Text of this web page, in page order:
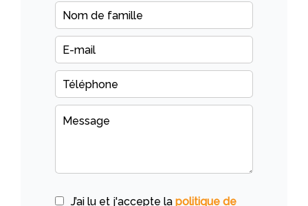
J’ai lu et j'accepte la politique de